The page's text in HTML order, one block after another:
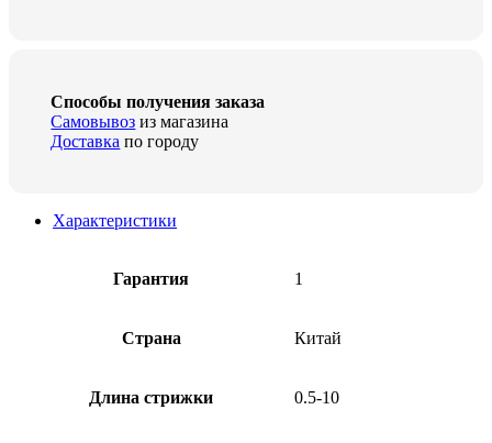
Способы получения заказа
Самовывоз из магазина
Доставка по городу
Характеристики
Гарантия 1
Страна Китай
Длина стрижки 0.5-10